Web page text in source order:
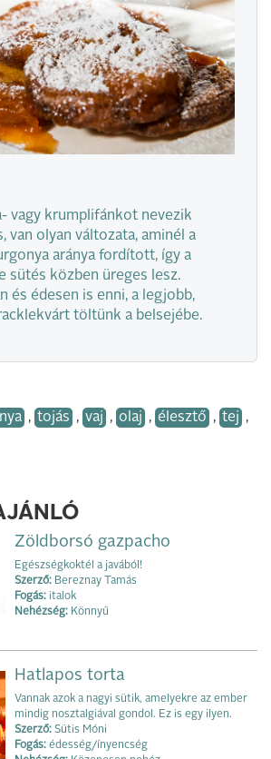
vagy krumplifánkot nevezik
van olyan változata, aminél a
aránya fordított, így a
sütés közben üreges lesz.
és édesen is enni, a legjobb,
töltünk a belsejébe.
, tojás , vaj , olaj , élesztő , tej ,
Zöldborsó gazpacho
Egészségkoktél a javából!
Szerző: Bereznay Tamás
Fogás: italok
Nehézség: Könnyű
Hatlapos torta
Vannak azok a nagyi sütik, amelyekre az ember
mindig nosztalgiával gondol. Ez is egy ilyen.
Szerző: Sütis Móni
Fogás: édesség/ínyencség